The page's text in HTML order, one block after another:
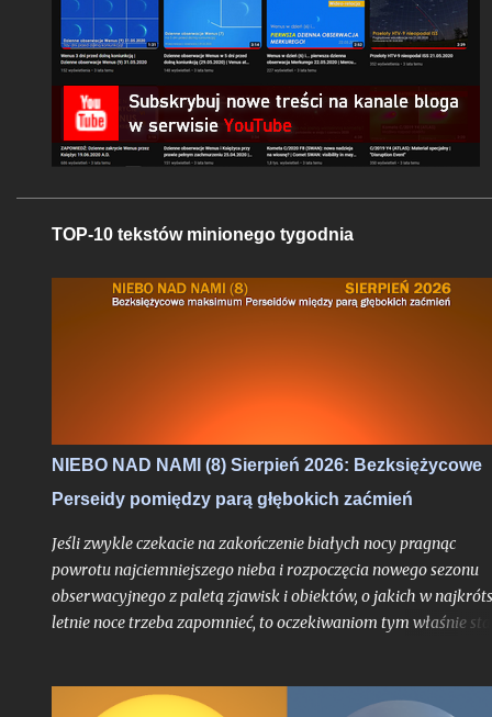
TOP-10 tekstów minionego tygodnia
NIEBO NAD NAMI (8) Sierpień 2026: Bezksiężycowe
Perseidy pomiędzy parą głębokich zaćmień
Jeśli zwykle czekacie na zakończenie białych nocy pragnąc
powrotu najciemniejszego nieba i rozpoczęcia nowego sezonu
obserwacyjnego z paletą zjawisk i obiektów, o jakich w
letnie noce trzeba zapomnieć, to oczekiwaniom tym właśnie
tym roku, trudno bowiem w najnowszej historii znaleźć